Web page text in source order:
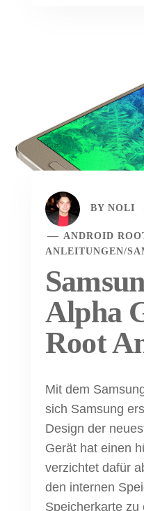
BY NOLI
ANDROID
ANLEITUNGEN/
Alpha
Root
Mit dem
sich Samsung
Design der
Gerät hat einen
verzichtet dafür
den internen
Speicherkarte zu